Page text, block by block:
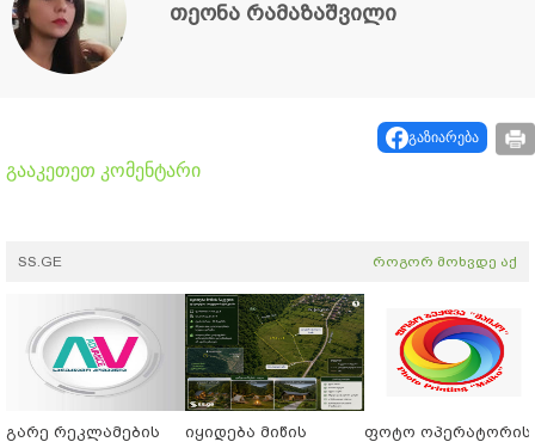
თეონა რამაზაშვილი
გაზიარება
გააკეთეთ კომენტარი
SS.GE როგორ მოხვდე აქ
გარე რეკლამების
იყიდება მიწის
ფოტო ოპერატორის